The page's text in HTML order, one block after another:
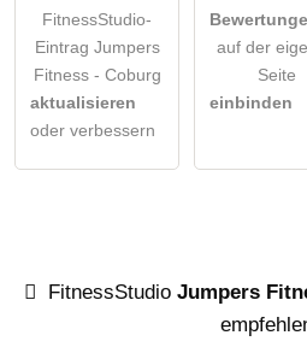
FitnessStudio-
Eintrag Jumpers
Fitness - Coburg
aktualisieren
oder verbessern
auf der
Seite
einbinden
FitnessStudioJumpers